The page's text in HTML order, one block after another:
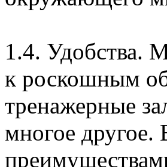
1.4. Удобства.
к роскошным
тренажерные
многое другое.